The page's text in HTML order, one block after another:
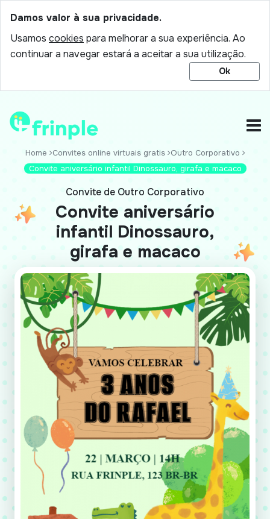
Damos valor à sua privacidade.
Usamos cookies para melhorar a sua experiência. Ao
continuar a navegar estará a aceitar a sua utilização.
Ok
Home Convites online virtuais gratis
Outro Corporativo
Convite aniversário infantil Dinossauro, girafa e macaco
Convite de Outro Corporativo
Convite aniversário
infantil Dinossauro,
girafa e macaco